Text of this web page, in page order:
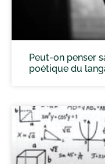
Peut-on penser
poétique du